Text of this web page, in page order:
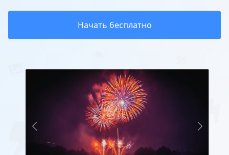
Начать бесплатно